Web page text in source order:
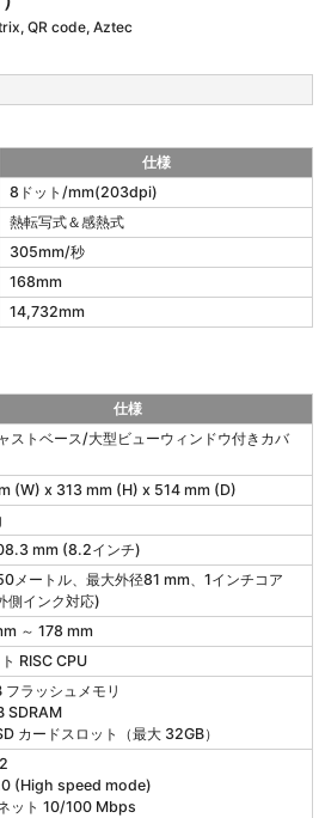
QR code, Aztec
仕様
8ドット/mm(203dpi)
熱転写式＆感熱式
305mm/秒
168mm
14,732mm
仕様
ストベース/大型ビューウィンドウ付きカバ
(W) x 313 mm (H) x 514 mm (D)
mm (8.2インチ)
メートル、最大外径81 mm、1インチコア
側インク対応)
～ 178 mm
RISC CPU
ラッシュメモリ
SDRAM
カードスロット（最大 32GB）
(High speed mode)
ット 10/100 Mbps